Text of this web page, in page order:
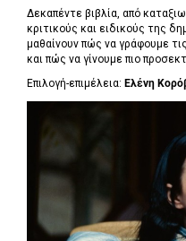
Δεκαπέντε βιβλία, από
κριτικούς και ειδικούς της
μαθαίνουν πώς να γράφουμε
και πώς να γίνουμε πιο
Επιλογή-επιμέλεια: Ελένη